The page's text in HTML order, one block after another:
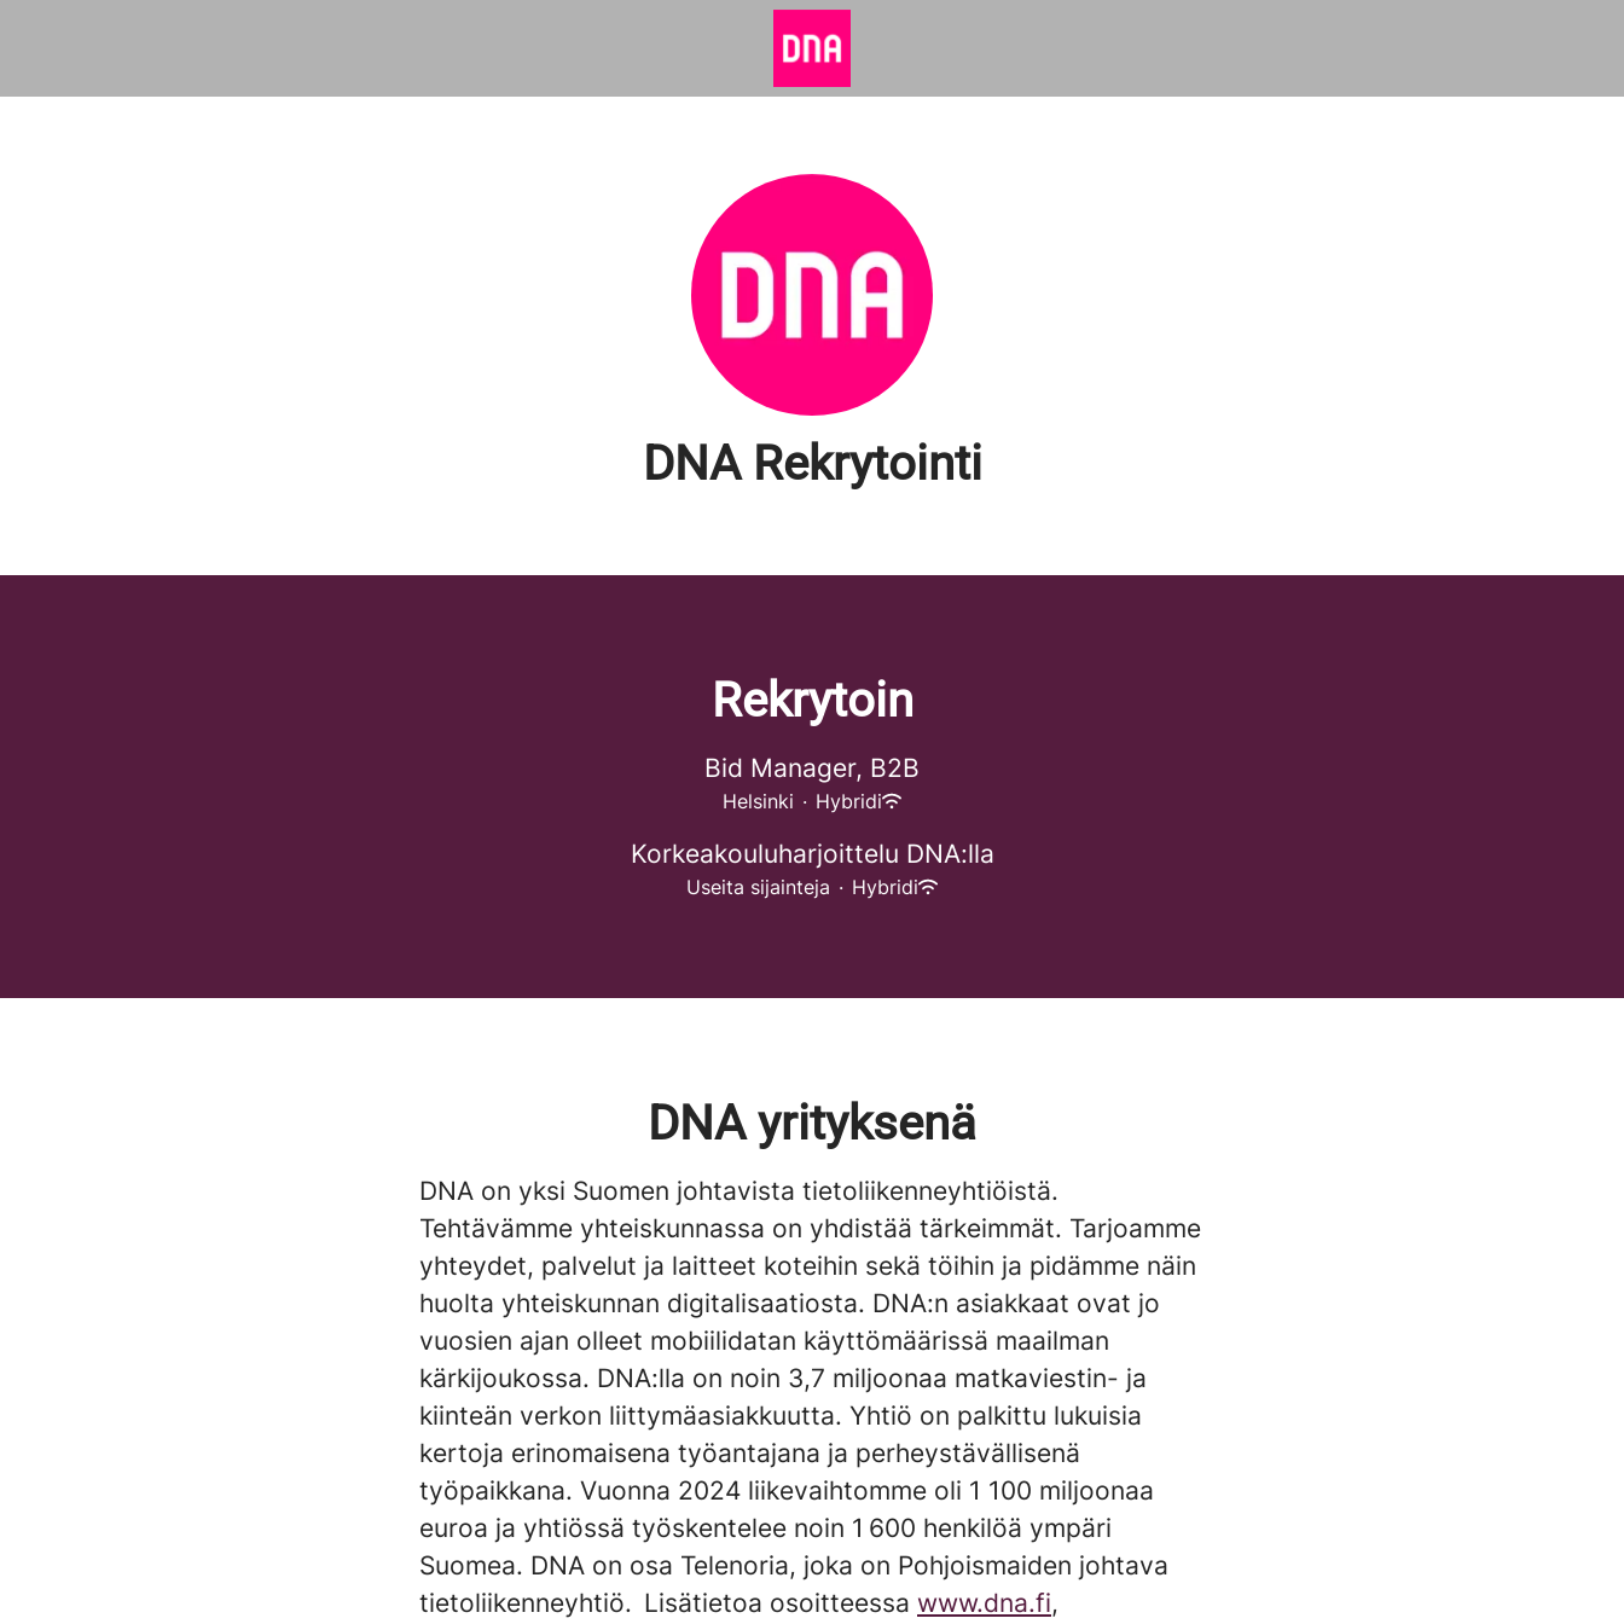
DNA Rekrytointi
Rekrytoin
Bid Manager, B2B
Helsinki · Hybridi
Korkeakouluharjoittelu DNA:lla
Useita sijainteja · Hybridi
DNA yrityksenä
DNA on yksi Suomen johtavista tietoliikenneyhtiöistä.
Tehtävämme yhteiskunnassa on yhdistää tärkeimmät. Tarjoamme
yhteydet, palvelut ja laitteet koteihin sekä töihin ja pidämme näin
huolta yhteiskunnan digitalisaatiosta. DNA:n asiakkaat ovat jo
vuosien ajan olleet mobiilidatan käyttömäärissä maailman
kärkijoukossa. DNA:lla on noin 3,7 miljoonaa matkaviestin- ja
kiinteän verkon liittymäasiakkuutta. Yhtiö on palkittu lukuisia
kertoja erinomaisena työantajana ja perheystävällisenä
työpaikkana. Vuonna 2024 liikevaihtomme oli 1 100 miljoonaa
euroa ja yhtiössä työskentelee noin 1 600 henkilöä ympäri
Suomea. DNA on osa Telenoria, joka on Pohjoismaiden johtava
tietoliikenneyhtiö. Lisätietoa osoitteessa www.dna.fi,